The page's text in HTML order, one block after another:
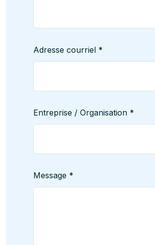
Adresse courriel *
Entreprise / Organisation *
Message *